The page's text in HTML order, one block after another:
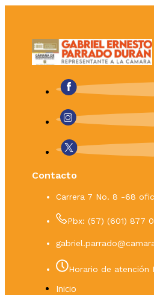
Contacto
Carrera 7 No. 8 -68
Pbx: (57) (601) 877
Horario de atención
Inicio